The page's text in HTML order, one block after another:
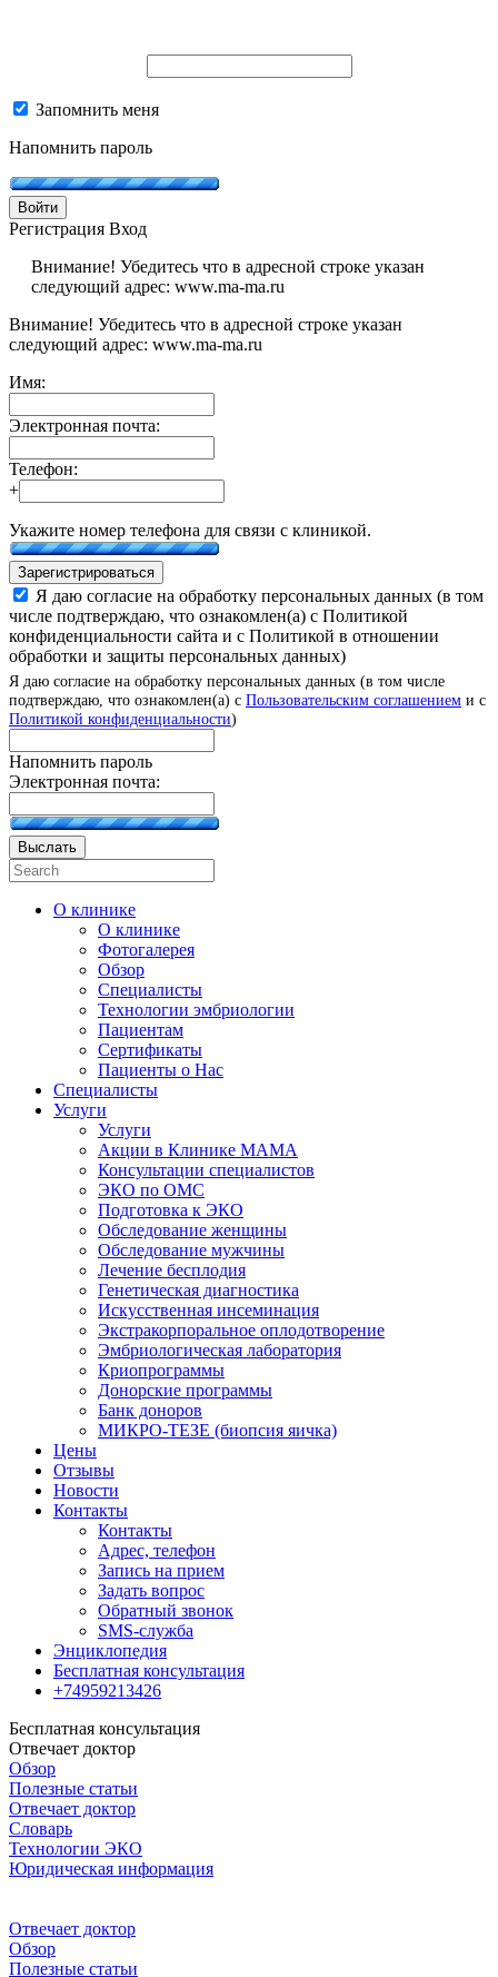
Запомнить меня
Напомнить пароль
Войти
Регистрация Вход
Внимание! Убедитесь что в адресной строке указан
следующий адрес: www.ma-ma.ru
Внимание! Убедитесь что в адресной строке указан
следующий адрес: www.ma-ma.ru
Имя:
Электронная почта:
Телефон:
+
Укажите номер телефона для связи с клиникой.
Зарегистрироваться
Я даю согласие на обработку персональных данных (в том
числе подтверждаю, что ознакомлен(а) с Политикой
конфиденциальности сайта и с Политикой в отношении
обработки и защиты персональных данных)
Я даю согласие на обработку персональных данных (в том числе
подтверждаю, что ознакомлен(а) с Пользовательским соглашением и с
Политикой конфиденциальности)
Напомнить пароль
Электронная почта:
Выслать
О клинике
О клинике
Фотогалерея
Обзор
Специалисты
Технологии эмбриологии
Пациентам
Сертификаты
Пациенты о Нас
Специалисты
Услуги
Услуги
Акции в Клинике МАМА
Консультации специалистов
ЭКО по ОМС
Подготовка к ЭКО
Обследование женщины
Обследование мужчины
Лечение бесплодия
Генетическая диагностика
Искусственная инсеминация
Экстракорпоральное оплодотворение
Эмбриологическая лаборатория
Криопрограммы
Донорские программы
Банк доноров
МИКРО-ТЕЗЕ (биопсия яичка)
Цены
Отзывы
Новости
Контакты
Контакты
Адрес, телефон
Запись на прием
Задать вопрос
Обратный звонок
SMS-служба
Энциклопедия
Бесплатная консультация
+74959213426
Бесплатная консультация
Отвечает доктор
Обзор
Полезные статьи
Отвечает доктор
Словарь
Технологии ЭКО
Юридическая информация
Отвечает доктор
Обзор
Полезные статьи